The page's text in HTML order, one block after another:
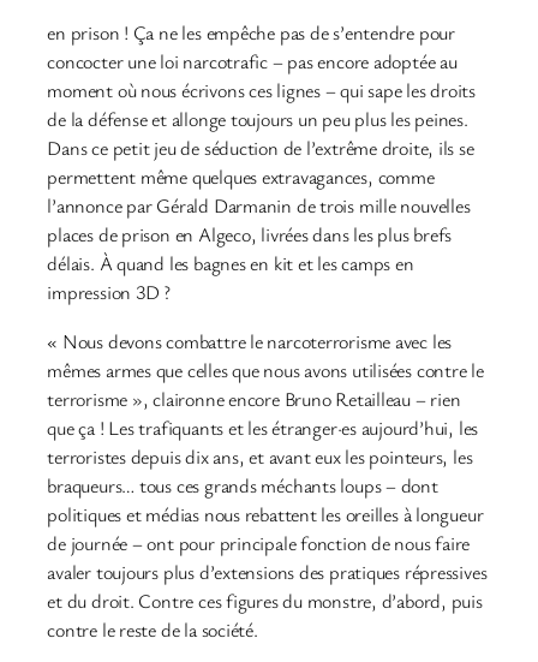
en prison ! Ça ne les empêche pas de s’entendre pour
concocter une loi narcotrafic – pas encore adoptée au
moment où nous écrivons ces lignes – qui sape les droits
de la défense et allonge toujours un peu plus les peines.
Dans ce petit jeu de séduction de l’extrême droite, ils se
permettent même quelques extravagances, comme
l’annonce par Gérald Darmanin de trois mille nouvelles
places de prison en Algeco, livrées dans les plus brefs
délais. À quand les bagnes en kit et les camps en
impression 3D ?
« Nous devons combattre le narcoterrorisme avec les
mêmes armes que celles que nous avons utilisées contre le
terrorisme », claironne encore Bruno Retailleau – rien
que ça ! Les trafiquants et les étranger·es aujourd’hui, les
terroristes depuis dix ans, et avant eux les pointeurs, les
braqueurs… tous ces grands méchants loups – dont
politiques et médias nous rebattent les oreilles à longueur
de journée – ont pour principale fonction de nous faire
avaler toujours plus d’extensions des pratiques répressives
et du droit. Contre ces figures du monstre, d’abord, puis
contre le reste de la société.